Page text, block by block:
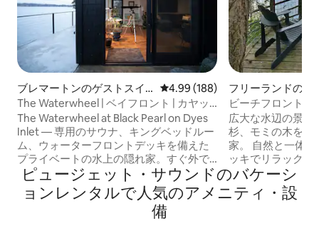
ブレマートンのゲストスイ
ート
レビュー188件、5つ星中4.99つ
4.99 (188)
The Waterwheel | ベイフロント | カヤッ
ク＋ピックルボール
The Waterwheel at Black Pearl on Dyes
Inlet — 専用のサウナ、キングベッドルー
ム、ウォーターフロントデッキを備えた
プライベートの水上の隠れ家。すぐ外で
動いている水車の音で目覚めたり、階段
を降りてビーチに直行したりできます。
The Helmのプライベートな１階 — The
Helmが予約されていない場合は、単独で
フリーランドのロ
ビーチフロントの
ドルーム2室+ア
広大な水辺の景色
杉、モミの木を背
家。 自然と一体化しましょう。大きなデ
ッキでリラックス
ウォーターフロン
を眺めたり、階段
ビーチを散策した
ピュージェット・サウンドのバケーシ
ョンレンタルで人気のアメニティ・設
備